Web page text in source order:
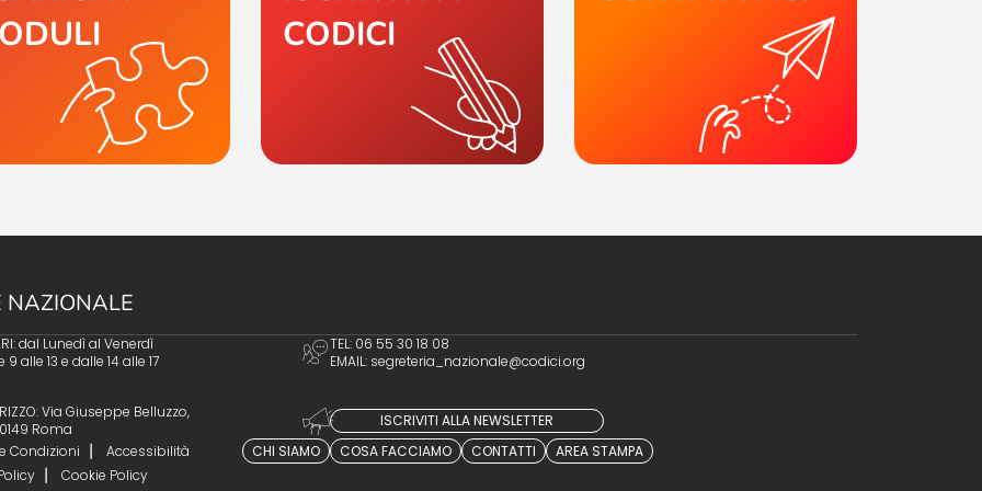
CODICI
NAZIONALE
dal Lunedì al Venerdì
9 alle 13 e dalle 14 alle 17
TEL: 06 55 30 18 08
EMAIL: segreteria_nazionale@codici.org
Via Giuseppe Belluzzo,
Roma
ISCRIVITI ALLA NEWSLETTER
Condizioni
Accessibilità
Cookie Policy
CHI SIAMO COSA FACCIAMO CONTATTI AREA STAMPA